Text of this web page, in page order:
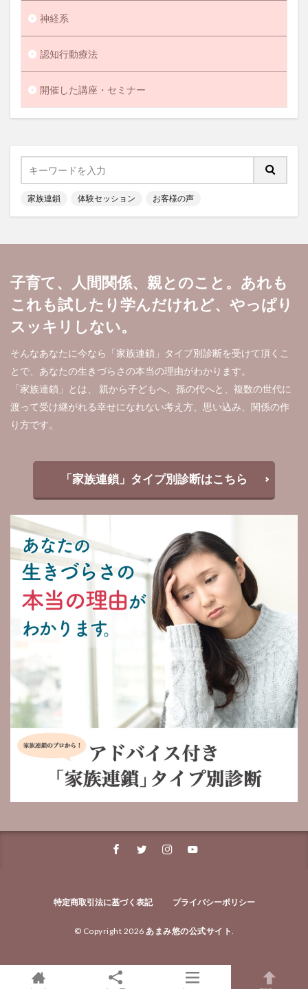
神経系
認知行動療法
開催した講座・セミナー
家族連鎖 体験セッション お客様の声
子育て、人間関係、親とのこと。あれも
これも試したり学んだけれど、やっぱり
スッキリしない。
そんなあなたに今なら「家族連鎖」タイプ別診断を受けて頂くこ
とで、あなたの生きづらさの本当の理由がわかります。
「家族連鎖」とは、 親から子どもへ、孫の代へと、複数の世代に
渡って受け継がれる幸せになれない考え方、思い込み、関係の作
り方です。
「家族連鎖」タイプ別診断はこちら
特定商取引法に基づく表記 プライバシーポリシー
© Copyright 2026 あまみ悠の公式サイト.